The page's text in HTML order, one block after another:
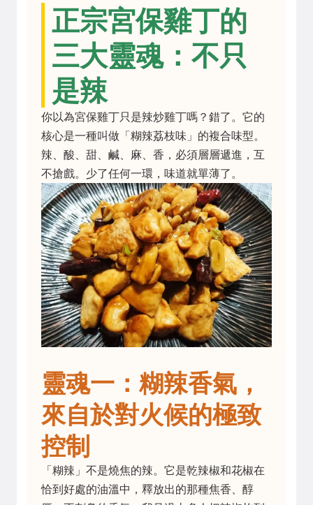
正宗宮保雞丁的
三大靈魂：不只
是辣
你以為宮保雞丁只是辣炒雞丁嗎？錯了。它的
核心是一種叫做「糊辣荔枝味」的複合味型。
辣、酸、甜、鹹、麻、香，必須層層遞進，互
不搶戲。少了任何一環，味道就單薄了。
靈魂一：糊辣香氣，
來自於對火候的極致
控制
「糊辣」不是燒焦的辣。它是乾辣椒和花椒在
恰到好處的油溫中，釋放出的那種焦香、醇